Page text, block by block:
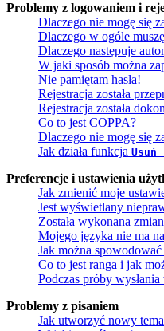
Problemy z logowaniem i
Dlaczego nie mogę się
Dlaczego w ogóle
Dlaczego następuje
W jaki sposób można
Nie pamiętam hasła!
Rejestracja została
Rejestracja została
Co to jest COPPA?
Dlaczego nie mogę się
Jak działa funkcja
Preferencje i ustawienia
Jak zmienić moje
Jest wyświetlany
Została wykonana
Mojego języka nie ma
Jak można
Co to jest ranga i jak
Podczas próby
Problemy z pisaniem
Jak utworzyć nowy